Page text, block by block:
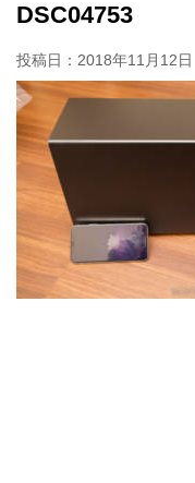
DSC04753
投稿日： 2018年11月12日